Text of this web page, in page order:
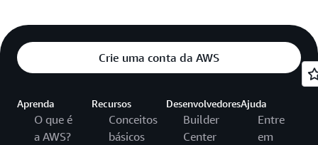
Crie uma conta da AWS
Aprenda
O que é
a AWS?
Recursos
Conceitos
básicos
Desenvolvedores
Builder
Center
Ajuda
Entre
em